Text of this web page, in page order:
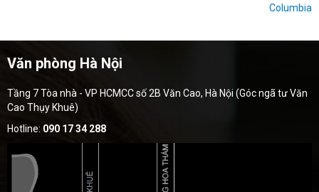
Columbia
Văn phòng Hà Nội
Tầng 7 Tòa nhà - VP HCMCC số 2B Văn Cao, Hà Nội (Góc ngã tư Văn
Cao Thụy Khuê)
Hotline: 090 17 34 288